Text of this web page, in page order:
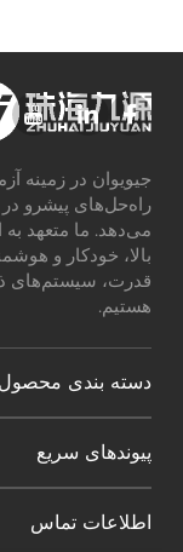
جیویوان در زمینه
راه‌حل‌های پیشرو در
می‌دهد. ما متعهد به
بالا، خودکار و
قدرت، سیستم‌های
هستیم.
دسته بندی محصول
پیوندهای سریع
اطلاعات تماس